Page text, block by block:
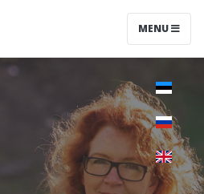
MENU